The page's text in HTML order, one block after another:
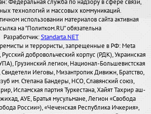
Федеральная служба по надзору в сфере связи,
технологий и массовых коммуникаций.
использовании материалов сайта активная
на "Политком.RU" обязательна
Разработчик:Standarta.NET
и террористы, запрещенные в РФ: Meta
добровольческий корпус (РДК), Украинская
Грузинский легион, Национал-Большевистская
Иеговы, Мизантропик Дивижн, Братство,
им. Степана Бандеры, НСО, Славянский союз,
Исламская партия Туркестана, Хайят Тахрир аш-
АУЕ, Братья мусульмане, Легион «Свобода
России»), «Чеченская Республика Ичкерия»,